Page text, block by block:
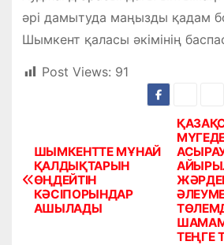
әрі дамытуда маңызды қадам
Шымкент қаласы әкімінің
Post Views: 91
в
ТЕҢГЕ
ШЫМКЕНТТЕ МҰНАЙ
ҚАЛДЫҚТАРЫН
ӨҢДЕЙТІН
КӘСІПОРЫНДАР
АШЫЛАДЫ